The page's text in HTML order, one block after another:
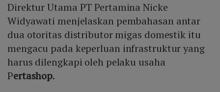
Direktur Utama PT Pertamina Nicke
Widyawati menjelaskan pembahasan antar
dua otoritas distributor migas domestik itu
mengacu pada keperluan infrastruktur yang
harus dilengkapi oleh pelaku usaha
Pertashop.